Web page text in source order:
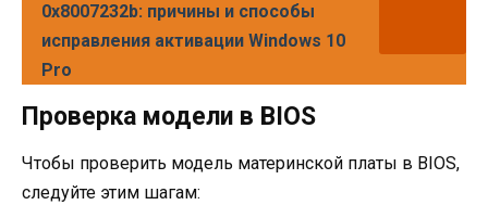
0x8007232b: причины и способы
исправления активации Windows 10
Pro
Проверка модели в BIOS
Чтобы проверить модель материнской платы в BIOS,
следуйте этим шагам: